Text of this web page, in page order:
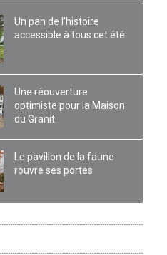
Un pan de l’histoire
accessible à tous cet été
Une réouverture
optimiste pour la Maison
du Granit
Le pavillon de la faune
rouvre ses portes